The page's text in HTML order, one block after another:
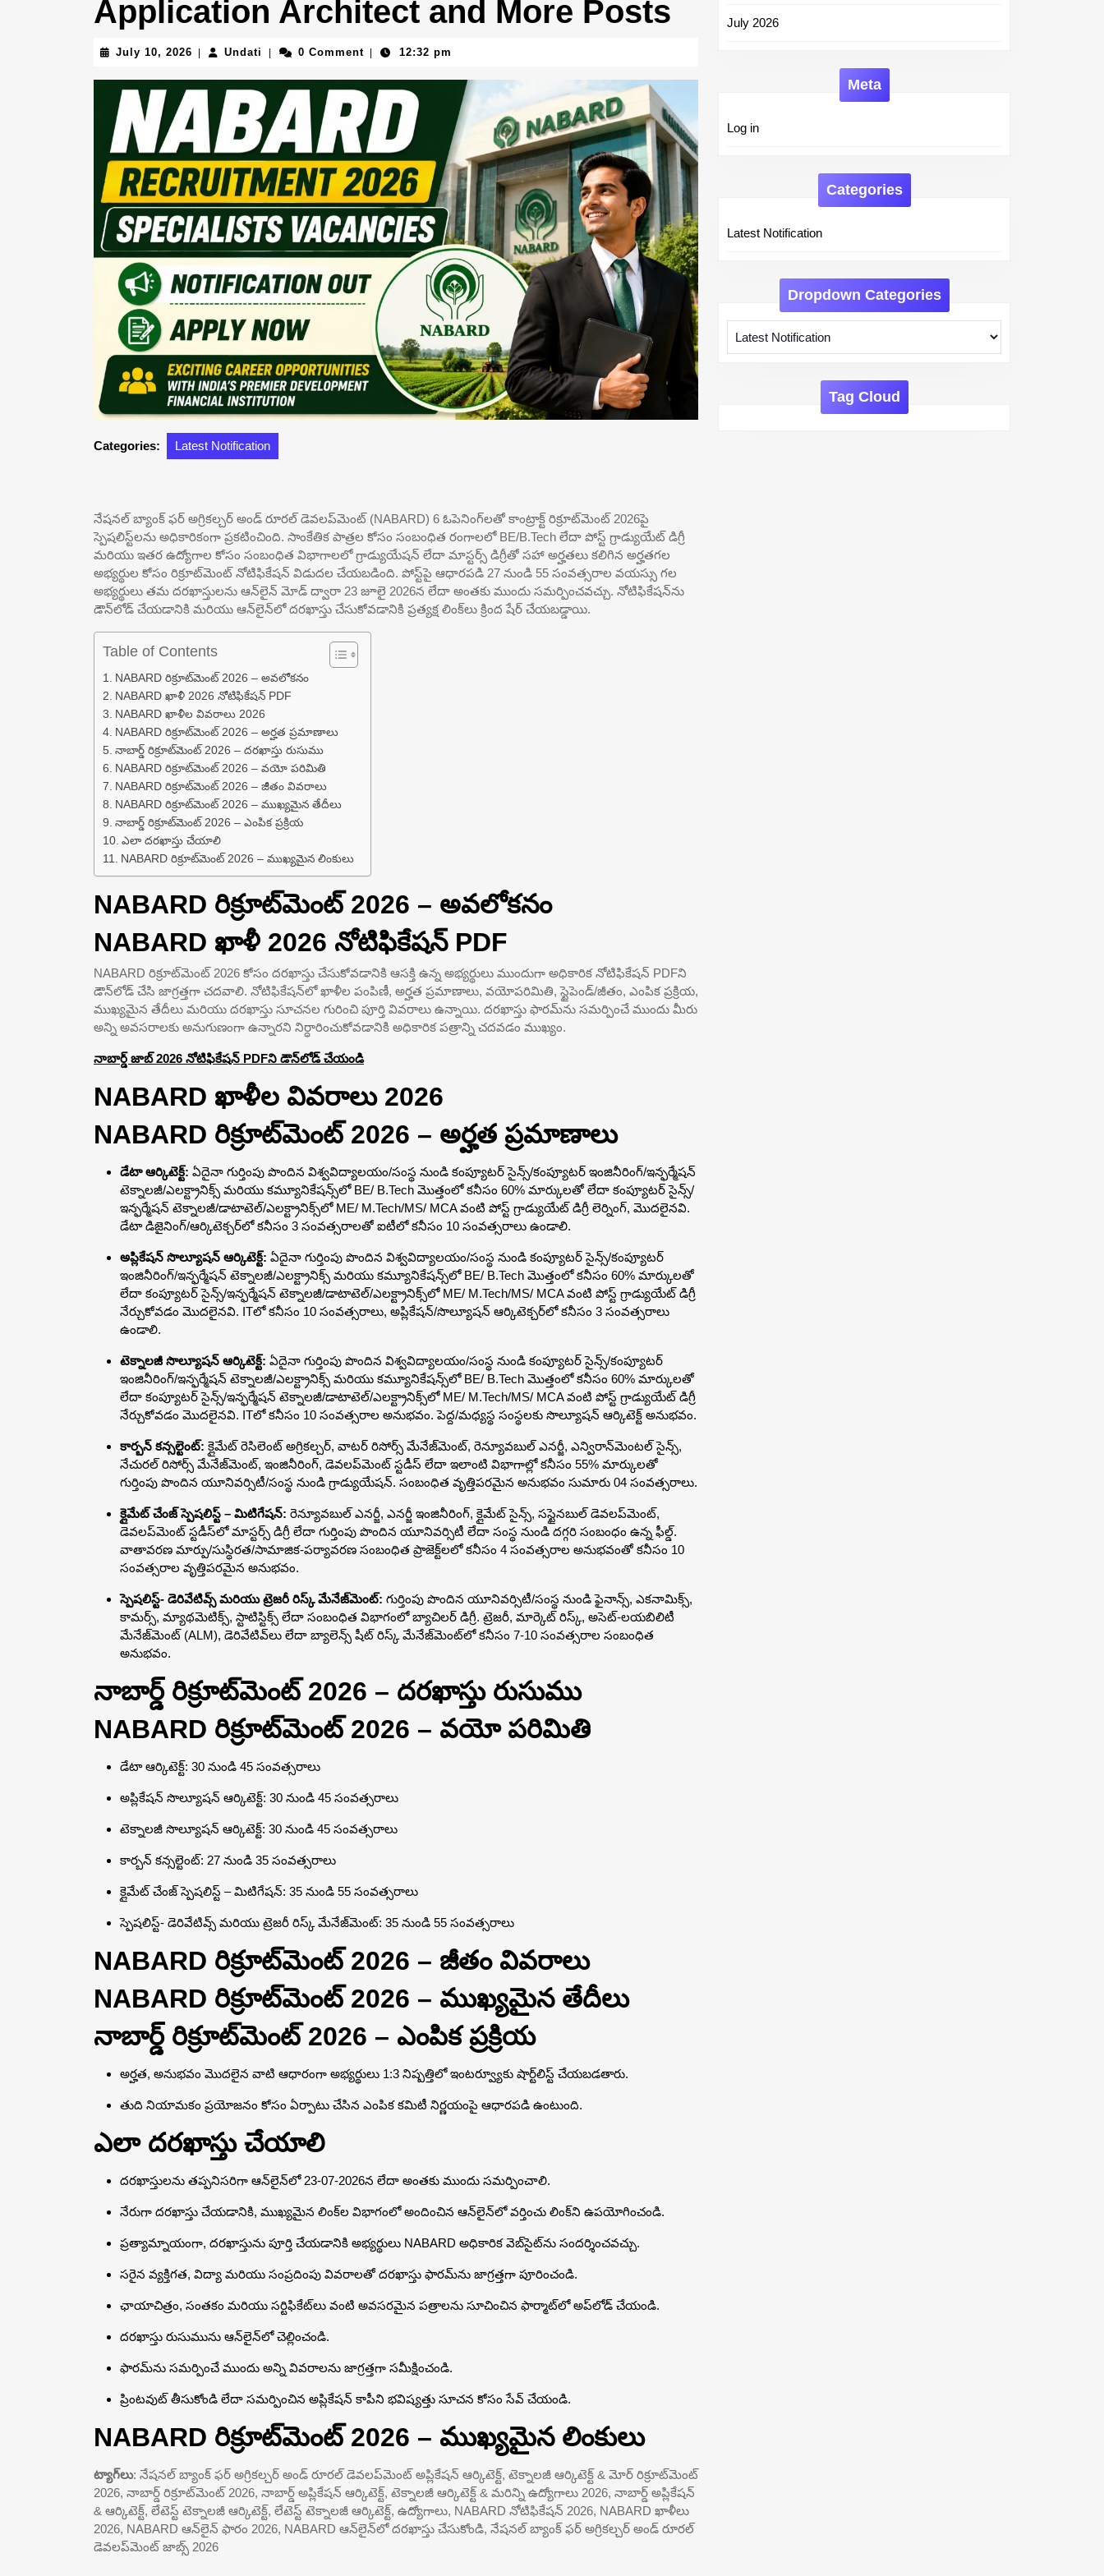
Application Architect and More Posts
July 10, 2026 July
2026
Undati Undati0 Comment 12:32 pm
Categories: Latest Notification
నేషనల్ బ్యాంక్ ఫర్ అగ్రికల్చర్ అండ్ రూరల్ డెవలప్‌మెంట్ (NABARD) 6 ఓపెనింగ్‌లతో కాంట్రాక్ట్ రిక్రూట్‌మెంట్ 2026పై
స్పెషలిస్ట్‌లను అధికారికంగా ప్రకటించింది. సాంకేతిక పాత్రల కోసం సంబంధిత రంగాలలో BE/B.Tech లేదా పోస్ట్ గ్రాడ్యుయేట్ డిగ్రీ
మరియు ఇతర ఉద్యోగాల కోసం సంబంధిత విభాగాలలో గ్రాడ్యుయేషన్ లేదా మాస్టర్స్ డిగ్రీతో సహా అర్హతలు కలిగిన అర్హతగల
అభ్యర్థుల కోసం రిక్రూట్‌మెంట్ నోటిఫికేషన్ విడుదల చేయబడింది. పోస్ట్‌పై ఆధారపడి 27 నుండి 55 సంవత్సరాల వయస్సు గల
అభ్యర్థులు తమ దరఖాస్తులను ఆన్‌లైన్ మోడ్ ద్వారా 23 జూలై 2026న లేదా అంతకు ముందు సమర్పించవచ్చు. నోటిఫికేషన్‌ను
డౌన్‌లోడ్ చేయడానికి మరియు ఆన్‌లైన్‌లో దరఖాస్తు చేసుకోవడానికి ప్రత్యక్ష లింక్‌లు క్రింద షేర్ చేయబడ్డాయి.
Table of Contents
NABARD రిక్రూట్‌మెంట్ 2026 – అవలోకనం
NABARD ఖాళీ 2026 నోటిఫికేషన్ PDF
NABARD ఖాళీల వివరాలు 2026
NABARD రిక్రూట్‌మెంట్ 2026 – అర్హత ప్రమాణాలు
నాబార్డ్ రిక్రూట్‌మెంట్ 2026 – దరఖాస్తు రుసుము
NABARD రిక్రూట్‌మెంట్ 2026 – వయో పరిమితి
NABARD రిక్రూట్‌మెంట్ 2026 – జీతం వివరాలు
NABARD రిక్రూట్‌మెంట్ 2026 – ముఖ్యమైన తేదీలు
నాబార్డ్ రిక్రూట్‌మెంట్ 2026 – ఎంపిక ప్రక్రియ
ఎలా దరఖాస్తు చేయాలి
NABARD రిక్రూట్‌మెంట్ 2026 – ముఖ్యమైన లింకులు
NABARD రిక్రూట్‌మెంట్ 2026 – అవలోకనం
NABARD ఖాళీ 2026 నోటిఫికేషన్ PDF
NABARD రిక్రూట్‌మెంట్ 2026 కోసం దరఖాస్తు చేసుకోవడానికి ఆసక్తి ఉన్న అభ్యర్థులు ముందుగా అధికారిక నోటిఫికేషన్ PDFని
డౌన్‌లోడ్ చేసి జాగ్రత్తగా చదవాలి. నోటిఫికేషన్‌లో ఖాళీల పంపిణీ, అర్హత ప్రమాణాలు, వయోపరిమితి, స్టైపెండ్/జీతం, ఎంపిక ప్రక్రియ,
ముఖ్యమైన తేదీలు మరియు దరఖాస్తు సూచనల గురించి పూర్తి వివరాలు ఉన్నాయి. దరఖాస్తు ఫారమ్‌ను సమర్పించే ముందు మీరు
అన్ని అవసరాలకు అనుగుణంగా ఉన్నారని నిర్ధారించుకోవడానికి అధికారిక పత్రాన్ని చదవడం ముఖ్యం.
నాబార్డ్ జాబ్ 2026 నోటిఫికేషన్ PDFని డౌన్‌లోడ్ చేయండి
NABARD ఖాళీల వివరాలు 2026
NABARD రిక్రూట్‌మెంట్ 2026 – అర్హత ప్రమాణాలు
డేటా ఆర్కిటెక్ట్: ఏదైనా గుర్తింపు పొందిన విశ్వవిద్యాలయం/సంస్థ నుండి కంప్యూటర్ సైన్స్/కంప్యూటర్ ఇంజినీరింగ్/ఇన్ఫర్మేషన్
టెక్నాలజీ/ఎలక్ట్రానిక్స్ మరియు కమ్యూనికేషన్స్‌లో BE/ B.Tech మొత్తంలో కనీసం 60% మార్కులతో లేదా కంప్యూటర్ సైన్స్/
ఇన్ఫర్మేషన్ టెక్నాలజీ/డాటాటెల్/ఎలక్ట్రానిక్స్‌లో ME/ M.Tech/MS/ MCA వంటి పోస్ట్ గ్రాడ్యుయేట్ డిగ్రీ లెర్నింగ్, మొదలైనవి.
డేటా డిజైనింగ్/ఆర్కిటెక్చర్‌లో కనీసం 3 సంవత్సరాలతో ఐటీలో కనీసం 10 సంవత్సరాలు ఉండాలి.
అప్లికేషన్ సొల్యూషన్ ఆర్కిటెక్ట్: ఏదైనా గుర్తింపు పొందిన విశ్వవిద్యాలయం/సంస్థ నుండి కంప్యూటర్ సైన్స్/కంప్యూటర్
ఇంజినీరింగ్/ఇన్ఫర్మేషన్ టెక్నాలజీ/ఎలక్ట్రానిక్స్ మరియు కమ్యూనికేషన్స్‌లో BE/ B.Tech మొత్తంలో కనీసం 60% మార్కులతో
లేదా కంప్యూటర్ సైన్స్/ఇన్ఫర్మేషన్ టెక్నాలజీ/డాటాటెల్/ఎలక్ట్రానిక్స్‌లో ME/ M.Tech/MS/ MCA వంటి పోస్ట్ గ్రాడ్యుయేట్ డిగ్రీ
నేర్చుకోవడం మొదలైనవి. ITలో కనీసం 10 సంవత్సరాలు, అప్లికేషన్/సొల్యూషన్ ఆర్కిటెక్చర్‌లో కనీసం 3 సంవత్సరాలు
ఉండాలి.
టెక్నాలజీ సొల్యూషన్ ఆర్కిటెక్ట్: ఏదైనా గుర్తింపు పొందిన విశ్వవిద్యాలయం/సంస్థ నుండి కంప్యూటర్ సైన్స్/కంప్యూటర్
ఇంజినీరింగ్/ఇన్ఫర్మేషన్ టెక్నాలజీ/ఎలక్ట్రానిక్స్ మరియు కమ్యూనికేషన్స్‌లో BE/ B.Tech మొత్తంలో కనీసం 60% మార్కులతో
లేదా కంప్యూటర్ సైన్స్/ఇన్ఫర్మేషన్ టెక్నాలజీ/డాటాటెల్/ఎలక్ట్రానిక్స్‌లో ME/ M.Tech/MS/ MCA వంటి పోస్ట్ గ్రాడ్యుయేట్ డిగ్రీ
నేర్చుకోవడం మొదలైనవి. ITలో కనీసం 10 సంవత్సరాల అనుభవం. పెద్ద/మధ్యస్థ సంస్థలకు సొల్యూషన్ ఆర్కిటెక్ట్ అనుభవం.
కార్బన్ కన్సల్టెంట్: క్లైమేట్ రెసిలెంట్ అగ్రికల్చర్, వాటర్ రిసోర్స్ మేనేజ్‌మెంట్, రెన్యూవబుల్ ఎనర్జీ, ఎన్విరాన్‌మెంటల్ సైన్స్,
నేచురల్ రిసోర్స్ మేనేజ్‌మెంట్, ఇంజినీరింగ్, డెవలప్‌మెంట్ స్టడీస్ లేదా ఇలాంటి విభాగాల్లో కనీసం 55% మార్కులతో
గుర్తింపు పొందిన యూనివర్సిటీ/సంస్థ నుండి గ్రాడ్యుయేషన్. సంబంధిత వృత్తిపరమైన అనుభవం సుమారు 04 సంవత్సరాలు.
క్లైమేట్ చేంజ్ స్పెషలిస్ట్ – మిటిగేషన్: రెన్యూవబుల్ ఎనర్జీ, ఎనర్జీ ఇంజినీరింగ్, క్లైమేట్ సైన్స్, సస్టైనబుల్ డెవలప్‌మెంట్,
డెవలప్‌మెంట్ స్టడీస్‌లో మాస్టర్స్ డిగ్రీ లేదా గుర్తింపు పొందిన యూనివర్సిటీ లేదా సంస్థ నుండి దగ్గరి సంబంధం ఉన్న ఫీల్డ్.
వాతావరణ మార్పు/సుస్థిరత/సామాజిక-పర్యావరణ సంబంధిత ప్రాజెక్ట్‌లలో కనీసం 4 సంవత్సరాల అనుభవంతో కనీసం 10
సంవత్సరాల వృత్తిపరమైన అనుభవం.
స్పెషలిస్ట్- డెరివేటివ్స్ మరియు ట్రెజరీ రిస్క్ మేనేజ్‌మెంట్: గుర్తింపు పొందిన యూనివర్సిటీ/సంస్థ నుండి ఫైనాన్స్, ఎకనామిక్స్,
కామర్స్, మ్యాథమెటిక్స్, స్టాటిస్టిక్స్ లేదా సంబంధిత విభాగంలో బ్యాచిలర్ డిగ్రీ. ట్రెజరీ, మార్కెట్ రిస్క్, అసెట్-లయబిలిటీ
మేనేజ్‌మెంట్ (ALM), డెరివేటివ్‌లు లేదా బ్యాలెన్స్ షీట్ రిస్క్ మేనేజ్‌మెంట్‌లో కనీసం 7-10 సంవత్సరాల సంబంధిత
అనుభవం.
నాబార్డ్ రిక్రూట్‌మెంట్ 2026 – దరఖాస్తు రుసుము
NABARD రిక్రూట్‌మెంట్ 2026 – వయో పరిమితి
డేటా ఆర్కిటెక్ట్: 30 నుండి 45 సంవత్సరాలు
అప్లికేషన్ సొల్యూషన్ ఆర్కిటెక్ట్: 30 నుండి 45 సంవత్సరాలు
టెక్నాలజీ సొల్యూషన్ ఆర్కిటెక్ట్: 30 నుండి 45 సంవత్సరాలు
కార్బన్ కన్సల్టెంట్: 27 నుండి 35 సంవత్సరాలు
క్లైమేట్ చేంజ్ స్పెషలిస్ట్ – మిటిగేషన్: 35 నుండి 55 సంవత్సరాలు
స్పెషలిస్ట్- డెరివేటివ్స్ మరియు ట్రెజరీ రిస్క్ మేనేజ్‌మెంట్: 35 నుండి 55 సంవత్సరాలు
NABARD రిక్రూట్‌మెంట్ 2026 – జీతం వివరాలు
NABARD రిక్రూట్‌మెంట్ 2026 – ముఖ్యమైన తేదీలు
నాబార్డ్ రిక్రూట్‌మెంట్ 2026 – ఎంపిక ప్రక్రియ
అర్హత, అనుభవం మొదలైన వాటి ఆధారంగా అభ్యర్థులు 1:3 నిష్పత్తిలో ఇంటర్వ్యూకు షార్ట్‌లిస్ట్ చేయబడతారు.
తుది నియామకం ప్రయోజనం కోసం ఏర్పాటు చేసిన ఎంపిక కమిటీ నిర్ణయంపై ఆధారపడి ఉంటుంది.
ఎలా దరఖాస్తు చేయాలి
దరఖాస్తులను తప్పనిసరిగా ఆన్‌లైన్‌లో 23-07-2026న లేదా అంతకు ముందు సమర్పించాలి.
నేరుగా దరఖాస్తు చేయడానికి, ముఖ్యమైన లింక్‌ల విభాగంలో అందించిన ఆన్‌లైన్‌లో వర్తించు లింక్‌ని ఉపయోగించండి.
ప్రత్యామ్నాయంగా, దరఖాస్తును పూర్తి చేయడానికి అభ్యర్థులు NABARD అధికారిక వెబ్‌సైట్‌ను సందర్శించవచ్చు.
సరైన వ్యక్తిగత, విద్యా మరియు సంప్రదింపు వివరాలతో దరఖాస్తు ఫారమ్‌ను జాగ్రత్తగా పూరించండి.
ఛాయాచిత్రం, సంతకం మరియు సర్టిఫికేట్‌లు వంటి అవసరమైన పత్రాలను సూచించిన ఫార్మాట్‌లో అప్‌లోడ్ చేయండి.
దరఖాస్తు రుసుమును ఆన్‌లైన్‌లో చెల్లించండి.
ఫారమ్‌ను సమర్పించే ముందు అన్ని వివరాలను జాగ్రత్తగా సమీక్షించండి.
ప్రింటవుట్ తీసుకోండి లేదా సమర్పించిన అప్లికేషన్ కాపీని భవిష్యత్తు సూచన కోసం సేవ్ చేయండి.
NABARD రిక్రూట్‌మెంట్ 2026 – ముఖ్యమైన లింకులు
ట్యాగ్‌లు: నేషనల్ బ్యాంక్ ఫర్ అగ్రికల్చర్ అండ్ రూరల్ డెవలప్‌మెంట్ అప్లికేషన్ ఆర్కిటెక్ట్, టెక్నాలజీ ఆర్కిటెక్ట్ & మోర్ రిక్రూట్‌మెంట్
2026, నాబార్డ్ రిక్రూట్‌మెంట్ 2026, నాబార్డ్ అప్లికేషన్ ఆర్కిటెక్ట్, టెక్నాలజీ ఆర్కిటెక్ట్ & మరిన్ని ఉద్యోగాలు 2026, నాబార్డ్ అప్లికేషన్
& ఆర్కిటెక్ట్, లేటెస్ట్ టెక్నాలజీ ఆర్కిటెక్ట్, లేటెస్ట్ టెక్నాలజీ ఆర్కిటెక్ట్, ఉద్యోగాలు, NABARD నోటిఫికేషన్ 2026, NABARD ఖాళీలు
2026, NABARD ఆన్‌లైన్ ఫారం 2026, NABARD ఆన్‌లైన్‌లో దరఖాస్తు చేసుకోండి, నేషనల్ బ్యాంక్ ఫర్ అగ్రికల్చర్ అండ్ రూరల్
డెవలప్‌మెంట్ జాబ్స్ 2026
July 2026
Meta
Log in
Categories
Latest Notification
Dropdown Categories
Tag Cloud